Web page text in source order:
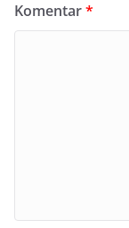
Komentar*